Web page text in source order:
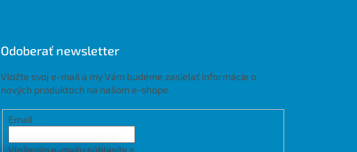
Odoberať newsletter
Vložte svoj e-mail a my Vám budeme zasielať informácie o
nových produktoch na našom e-shope.
Email